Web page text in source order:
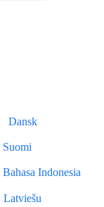
Dansk
Suomi
Bahasa Indonesia
Latviešu